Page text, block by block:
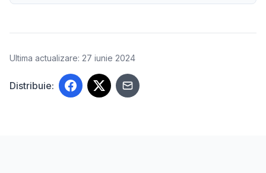
Ultima actualizare: 27 iunie 2024
Distribuie: